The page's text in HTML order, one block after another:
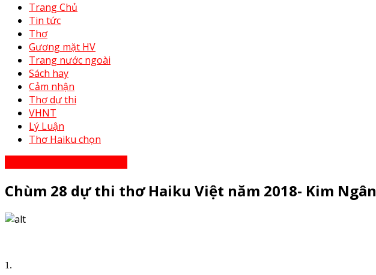
Trang Chủ
Tin tức
Thơ
Gương mặt HV
Trang nước ngoài
Sách hay
Cảm nhận
Thơ dự thi
VHNT
Lý Luận
Thơ Haiku chọn
Chùm 28 dự thi thơ Haiku Việt năm 2018- Kim Ngân
1.